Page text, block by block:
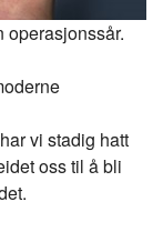
operasjonssår.
vi stadig hatt
oss til å bli